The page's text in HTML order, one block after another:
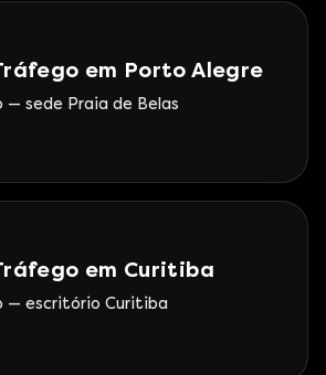
em Porto Alegre
— sede Praia de Belas
em Curitiba
— escritório Curitiba